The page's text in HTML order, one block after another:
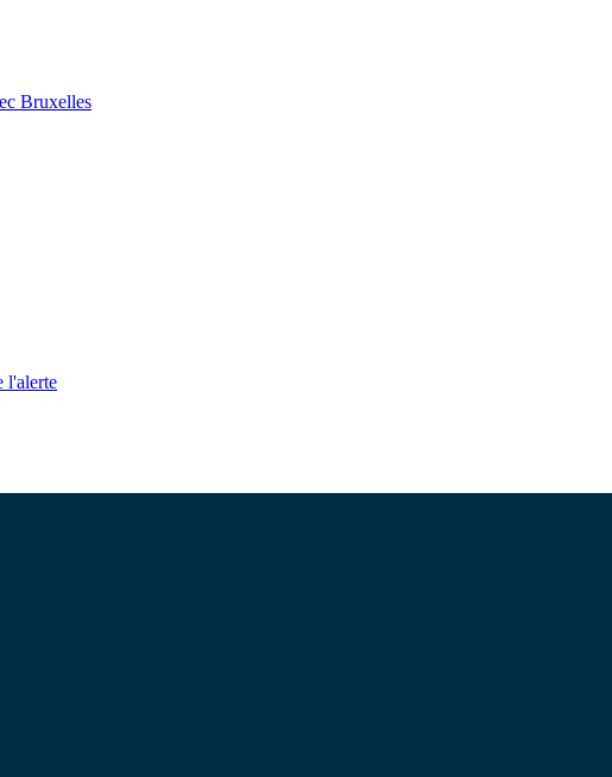
Bruxelles
l'alerte